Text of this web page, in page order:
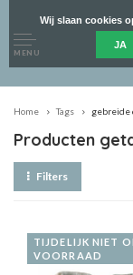
MENU
Home Tags gebreide
Producten
Filters
TIJDELIJK NIET
VOORRAAD
Wij slaan cookies
JA